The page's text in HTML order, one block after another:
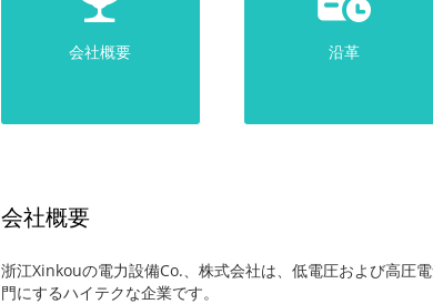
会社概要 沿革
会社概要
浙江Xinkouの電力設備Co.、株式会社は、低電圧および高圧
門にするハイテクな企業です。